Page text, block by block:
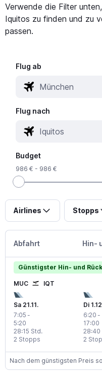
Verwende die Filter
Iquitos zu finden und zu
passen.
Flug ab
Flug nach
Budget
986 € - 986 €
Airlines Stopps
Abfahrt Hin-
Günstigster Hin- und
MUC IQT
Sa 21.11.
7:05 -
5:20
2 Stopps
28:15 Std.
Di
6:20 -
17:00
2
28:40
Nach dem günstigsten Preis